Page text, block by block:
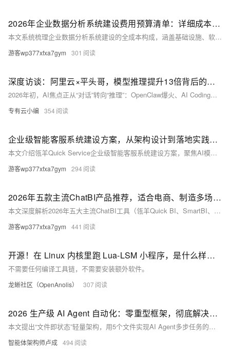
2026年企业数据分析系统建设费用预算清单：详细成本解析
本文系统梳理企业数据分析系统建设的全成本构成，涵盖基础设施、软件许可、实施开发、运维支持及人员培训五大模块，并以瓴羊Quick BI为例详解其弹性计费模式与预算控制策略，助力企业制定可执行、可优化的2026年度数据分析预算清单。（239字）
游客wp377xfxa7gym 301
深度访谈：阿里云×平头哥，模型推理提升13倍背后的秘密
2026年初，AI焦点正从“对话”转向“推理”：OpenClaw爆火、AI Coding成新基建、大模型迈向Agent化执行。算力瓶颈、成本压力与安全预警交织，推理效率成为产业主战场。本文深度对话阿里云与平头哥专家，剖析软硬协同、MoE优化、量化压缩等关键技术演进，揭示国产AI基础设施如何通过系统级创新突破“不可能三角”。
专有云小编 354
企业级智能客服系统建设方案，从架构设计到落地实践解决方案
本文介绍瓴羊Quick Service企业级智能客服系统建设方案，聚焦AI模型、知识工程与全渠道融合，覆盖架构设计、知识自动化、对话闭环及持续运维四大维度，助力企业将客服从“成本中心”升级为“价值中心”，实现降本、提效、优体验的智能化跃迁。（239字）
游客wp377xfxa7gym 294
2026年五款主流ChatBI产品推荐，适合电商、制造多场景及分析功能详解
本文深度解析2026年五大主流ChatBI工具（瓴羊Quick BI、SmartBI、Power BI、Qlik Sense、Tableau）在电商与制造行业的适配能力。重点剖析瓴羊Quick BI“智能小Q”五大AI Agent，覆盖自然语言查询、自动解读、报告生成、看板搭建与异常洞察，并提供分规模、分场景的实用选型指南。（239字）
游客wp377xfxa7gym 441
开源！在 Linux 内核里跑 Lua-LSM 小程序，是什么样的体验？
不需要任何编译工具链，不需要安装额外软件。
龙蜥社区（OpenAnolis） 307
2026 生产级 AI Agent 自动化：零重型框架，彻底解决多步任务不稳定难题
本文提出“文件即状态”轻量架构，用5个文件实现AI Agent多步任务的稳定执行，无需LangGraph等重型框架。支持断点续跑、幂等重试、跨Agent协同，个人开发者7天即可落地生产级自动化。（239字）
智能体架构师卢成 494